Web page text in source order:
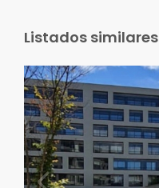
Listados similares